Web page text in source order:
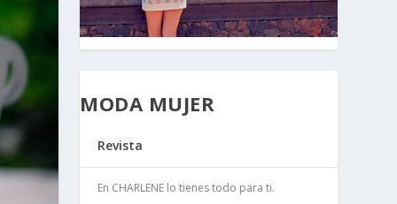
MODA MUJER
Revista
En CHARLENE lo tienes todo para ti.